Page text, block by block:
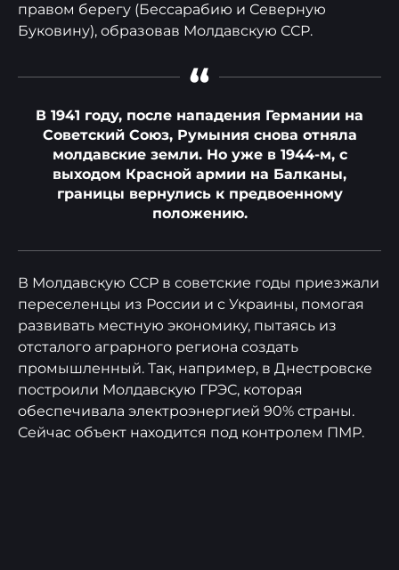
правом берегу (Бессарабию и Северную
Буковину), образовав Молдавскую ССР.
“
В 1941 году, после нападения Германии на
Советский Союз, Румыния снова отняла
молдавские земли. Но уже в 1944-м, с
выходом Красной армии на Балканы,
границы вернулись к предвоенному
положению.
В Молдавскую ССР в советские годы приезжали
переселенцы из России и с Украины, помогая
развивать местную экономику, пытаясь из
отсталого аграрного региона создать
промышленный. Так, например, в Днестровске
построили Молдавскую ГРЭС, которая
обеспечивала электроэнергией 90% страны.
Сейчас объект находится под контролем ПМР.